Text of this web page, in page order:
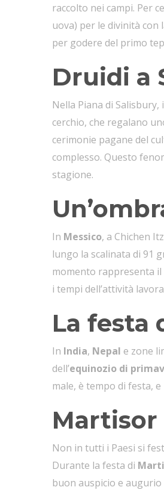
raccolto nei campi. Per
uova) per le divinità con
per godere del primo
Druidi a
Nella Piana di Salisbury,
cerchio, che regalano
cerimonie pagane del
complesso. Questo
stagione.
In Messico, a Chichen
lungo la scalinata di 91
momento rappresenta
i tempi dell’attività
La festa
In India, Nepal e zone
dell’equinozio di
male, è tempo di festa,
Martisor
Non in tutti i Paesi si
Durante la festa di
buon auspicio e